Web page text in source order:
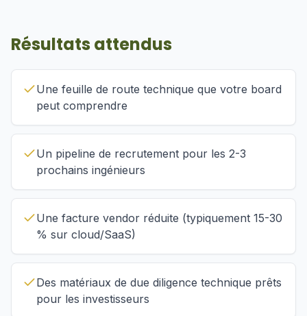
Résultats attendus
Une feuille de route technique que votre board
peut comprendre
Un pipeline de recrutement pour les 2-3
prochains ingénieurs
Une facture vendor réduite (typiquement 15-30
% sur cloud/SaaS)
Des matériaux de due diligence technique prêts
pour les investisseurs